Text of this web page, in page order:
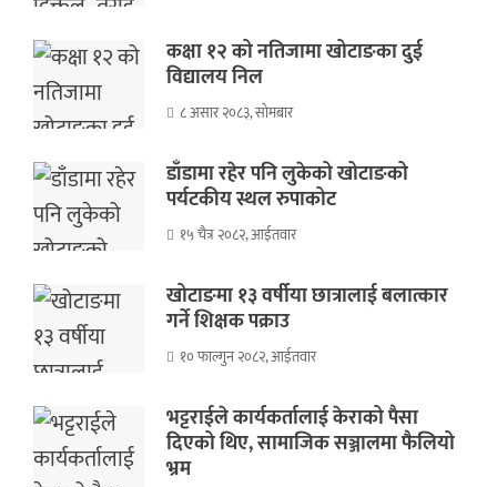
कक्षा १२ को नतिजामा खोटाङका दुई
विद्यालय निल
८ असार २०८३, सोमबार
डाँडामा रहेर पनि लुकेको खोटाङको
पर्यटकीय स्थल रुपाकोट
१५ चैत्र २०८२, आईतवार
खोटाङमा १३ वर्षीया छात्रालाई बलात्कार
गर्ने शिक्षक पक्राउ
१० फाल्गुन २०८२, आईतवार
भट्टराईले कार्यकर्तालाई केराको पैसा
दिएको थिए, सामाजिक सञ्जालमा फैलियो
भ्रम